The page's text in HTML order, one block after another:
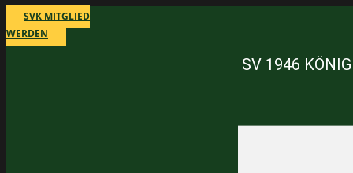
Skip
to
content
SVK MITGLIED
WERDEN
SV 1946